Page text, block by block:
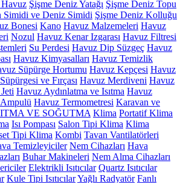
Havuz Şişme Deniz Yatağı Şişme Deniz Topu
Simidi ve Deniz Simidi Şişme Deniz Kolluğu
Bonesi Kano Havuz Malzemeleri Havuz
Nozul Havuz Kenar Izgarası Havuz Filtresi
Su Perdesi Havuz Dip Süzgeç Havuz
Havuz Kimyasalları Havuz Temizlik
Süpürge Hortumu Havuz Kepçesi Havuz
ve Fırçası Havuz Merdiveni Havuz
Havuz Aydınlatma ve Isıtma Havuz
Havuz Termometresi Karavan ve
VE SOĞUTMA Klima Portatif Klima
Isı Pompası Salon Tipi Klima Klima
Tipi Klima Kombi Tavan Vantilatörleri
Temizleyiciler Nem Cihazları Hava
Buhar Makineleri Nem Alma Cihazları
Elektrikli Isıtıcılar Quartz Isıtıcılar
Kule Tipi IsıtıcılarYağlı Radyatör Fanlı